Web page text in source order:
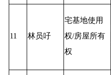
11 林员吇
宅基地使用
权/房屋所有
权